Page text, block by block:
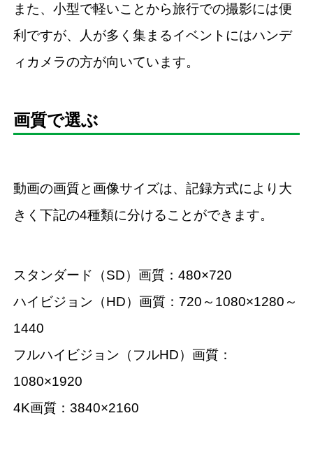
また、小型で軽いことから旅行での撮影には便
利ですが、人が多く集まるイベントにはハンデ
ィカメラの方が向いています。
画質で選ぶ
動画の画質と画像サイズは、記録方式により大
きく下記の4種類に分けることができます。
スタンダード（SD）画質：480×720
ハイビジョン（HD）画質：720～1080×1280～
1440
フルハイビジョン（フルHD）画質：
1080×1920
4K画質：3840×2160